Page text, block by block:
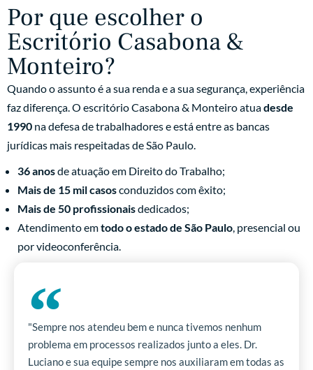
Por que escolher o
Escritório Casabona &
Monteiro?
Quando o assunto é a sua renda e a sua segurança, experiência
faz diferença. O escritório Casabona & Monteiro atuadesde
1990 na defesa de trabalhadores e está entre as bancas
jurídicas mais respeitadas de São Paulo.
36 anosde atuação em Direito do Trabalho;
Mais de 15 mil casosconduzidos com êxito;
Mais de 50 profissionaisdedicados;
Atendimento emtodo o estado de São Paulo, presencial ou
por videoconferência.
"Sempre nos atendeu bem e nunca tivemos nenhum
problema em processos realizados junto a eles. Dr.
Luciano e sua equipe sempre nos auxiliaram em todas as